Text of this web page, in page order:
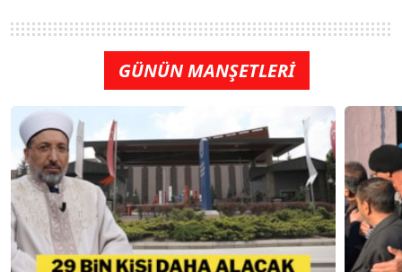
GÜNÜN MANŞETLERİ